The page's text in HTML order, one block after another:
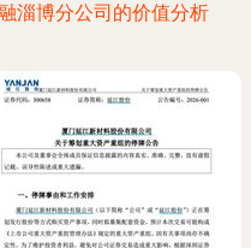
淄博分公司的价值分析